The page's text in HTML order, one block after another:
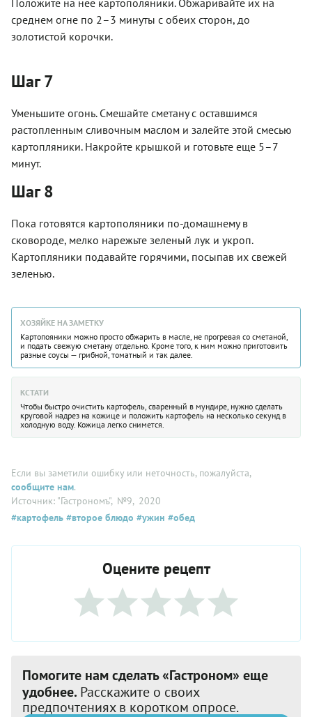
среднем огне по 2–3 минуты с обеих сторон, до
золотистой корочки.
Шаг 7
Уменьшите огонь. Смешайте сметану с оставшимся
растопленным сливочным маслом и залейте этой смесью
картопляники. Накройте крышкой и готовьте еще 5–7
минут.
Шаг 8
Пока готовятся картополяники по-домашнему в
сковороде, мелко нарежьте зеленый лук и укроп.
Картопляники подавайте горячими, посыпав их свежей
зеленью.
ХОЗЯЙКЕ НА ЗАМЕТКУ
Картопояники можно просто обжарить в масле, не прогревая со сметаной,
и подать свежую сметану отдельно. Кроме того, к ним можно приготовить
разные соусы — грибной, томатный и так далее.
КСТАТИ
Чтобы быстро очистить картофель, сваренный в мундире, нужно сделать
круговой надрез на кожице и положить картофель на несколько секунд в
холодную воду. Кожица легко снимется.
Если вы заметили ошибку или неточность, пожалуйста,
сообщите нам.
Источник: "Гастрономъ", №9, 2020
#картофель #второе блюдо #ужин #обед
Оцените рецепт
Помогите нам сделать «Гастроном» еще
удобнее. Расскажите о своих
предпочтениях в коротком опросе.